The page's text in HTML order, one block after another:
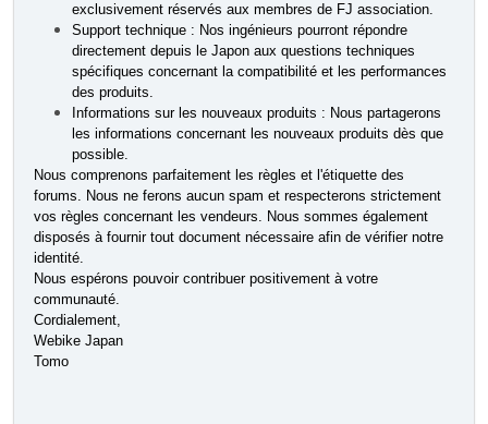
exclusivement réservés aux membres de FJ association.
Support technique : Nos ingénieurs pourront répondre
directement depuis le Japon aux questions techniques
spécifiques concernant la compatibilité et les performances
des produits.
Informations sur les nouveaux produits : Nous partagerons
les informations concernant les nouveaux produits dès que
possible.
Nous comprenons parfaitement les règles et l'étiquette des
forums. Nous ne ferons aucun spam et respecterons strictement
vos règles concernant les vendeurs. Nous sommes également
disposés à fournir tout document nécessaire afin de vérifier notre
identité.
Nous espérons pouvoir contribuer positivement à votre
communauté.
Cordialement,
Webike Japan
Tomo